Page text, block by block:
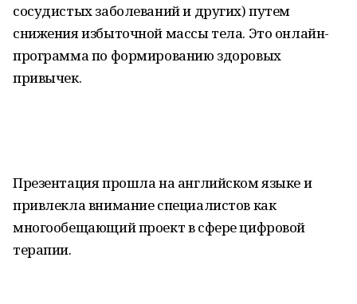
сосудистых заболеваний и других) путем
снижения избыточной массы тела. Это онлайн-
программа по формированию здоровых
привычек.
Презентация прошла на английском языке и
привлекла внимание специалистов как
многообещающий проект в сфере цифровой
терапии.